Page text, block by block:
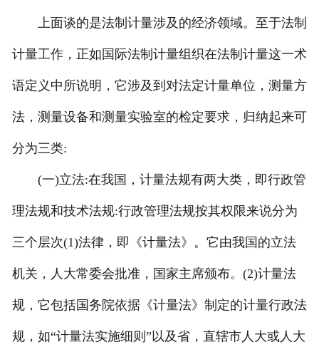
上面谈的是法制计量涉及的经济领域。至于法制
计量工作，正如国际法制计量组织在法制计量这一术
语定义中所说明，它涉及到对法定计量单位，测量方
法，测量设备和测量实验室的检定要求，归纳起来可
分为三类:
(一)立法:在我国，计量法规有两大类，即行政管
理法规和技术法规:行政管理法规按其权限来说分为
三个层次(1)法律，即《计量法》。它由我国的立法
机关，人大常委会批准，国家主席颁布。(2)计量法
规，它包括国务院依据《计量法》制定的计量行政法
规，如“计量法实施细则”以及省，直辖市人大或人大